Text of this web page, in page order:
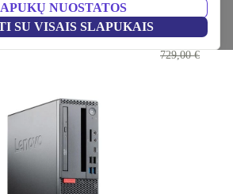
NUOSTATOS
SU VISAIS SLAPUKAIS
M720s SFF
SSD | Win 11 Home 257,65 €
729,00 €